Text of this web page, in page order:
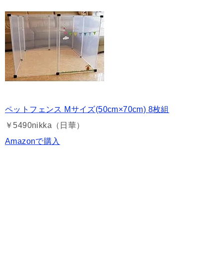
ペットフェンス Mサイズ(50cm×70cm) 8枚組
￥5490nikka（日華）
Amazonで購入